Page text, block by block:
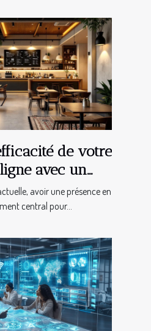
de votre
avec un
avoir une présence en
central pour...